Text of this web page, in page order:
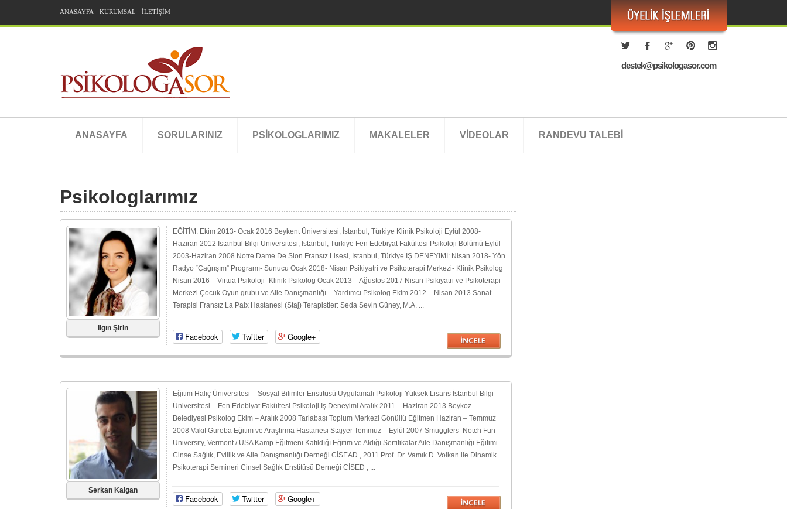
ANASAYFA KURUMSAL İLETİŞİM
destek@psikologasor.com
ANASAYFA SORULARINIZ PSİKOLOGLARIMIZ MAKALELER VİDEOLAR RANDEVU TALEBİ
Psikologlarımız
Ilgın Şirin
EĞİTİM: Ekim 2013- Ocak 2016 Beykent Üniversitesi, İstanbul, Türkiye Klinik Psikoloji Eylül 2008-
Haziran 2012 İstanbul Bilgi Üniversitesi, İstanbul, Türkiye Fen Edebiyat Fakültesi Psikoloji Bölümü Eylül
2003-Haziran 2008 Notre Dame De Sion Fransız Lisesi, İstanbul, Türkiye İŞ DENEYİMİ: Nisan 2018- Yön
Radyo “Çağrışım” Programı- Sunucu Ocak 2018- Nisan Psikiyatri ve Psikoterapi Merkezi- Klinik Psikolog
Nisan 2016 – Virtua Psikoloji- Klinik Psikolog Ocak 2013 – Ağustos 2017 Nisan Psikiyatri ve Psikoterapi
Merkezi Çocuk Oyun grubu ve Aile Danışmanlığı – Yardımcı Psikolog Ekim 2012 – Nisan 2013 Sanat
Terapisi Fransız La Paix Hastanesi (Staj) Terapistler: Seda Sevin Güney, M.A. ...
Facebook Twitter Google+
Serkan Kalgan
Eğitim Haliç Üniversitesi – Sosyal Bilimler Enstitüsü Uygulamalı Psikoloji Yüksek Lisans İstanbul Bilgi
Üniversitesi – Fen Edebiyat Fakültesi Psikoloji İş Deneyimi Aralık 2011 – Haziran 2013 Beykoz
Belediyesi Psikolog Ekim – Aralık 2008 Tarlabaşı Toplum Merkezi Gönüllü Eğitmen Haziran – Temmuz
2008 Vakıf Gureba Eğitim ve Araştırma Hastanesi Stajyer Temmuz – Eylül 2007 Smugglers’ Notch Fun
University, Vermont / USA Kamp Eğitmeni Katıldığı Eğitim ve Aldığı Sertifikalar Aile Danışmanlığı Eğitimi
Cinse Sağlık, Evlilik ve Aile Danışmanlığı Derneği CİSEAD , 2011 Prof. Dr. Vamık D. Volkan ile Dinamik
Psikoterapi Semineri Cinsel Sağlık Enstitüsü Derneği CİSED , ...
Facebook Twitter Google+